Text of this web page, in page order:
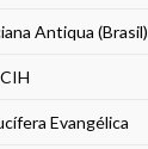
Antiqua (Brasil)
Evangélica